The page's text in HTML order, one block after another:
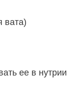
вата)
ее в нутрии